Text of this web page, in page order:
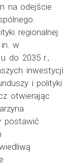
na odejście
regionalnej
w
do 2035 r.,
inwestycji
i polityki
otwierając
postawić